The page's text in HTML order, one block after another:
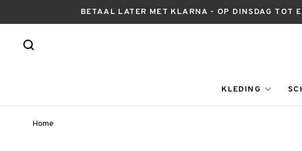
BETAAL LATER MET KLARNA - OP DINSDAG TOT
KLEDING
Home